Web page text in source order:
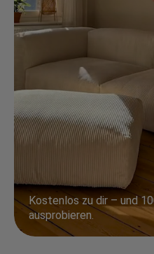
Kostenlos zu dir – und
ausprobieren.